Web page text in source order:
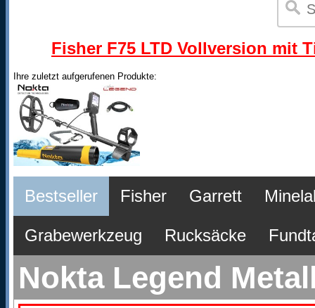
Fisher F75 LTD Vollversion mit
Ihre zuletzt aufgerufenen Produkte:
Bestseller Fisher Garrett
Grabewerkzeug Rucksäcke
Nokta Legend